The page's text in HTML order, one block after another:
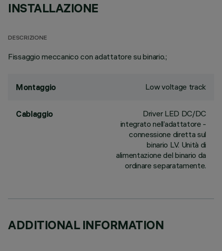
INSTALLAZIONE
DESCRIZIONE
Fissaggio meccanico con adattatore su binario.;
Montaggio Low voltage track
Cablaggio
Driver LED DC/DC
integrato nell’adattatore -
connessione diretta sul
binario LV. Unità di
alimentazione del binario da
ordinare separatamente.
ADDITIONAL INFORMATION